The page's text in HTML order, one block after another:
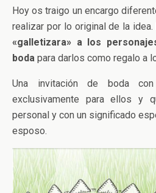
Hoy os traigo un encargo
realizar por lo original de la idea.
«galletizara» a los
boda para darlos como regalo a
Una invitación de boda
exclusivamente para ellos y
personal y con un significado
esposo.